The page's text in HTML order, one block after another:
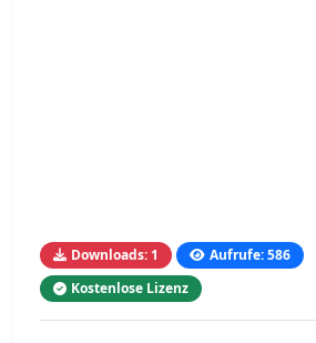
Downloads: 1
Aufrufe: 586
Kostenlose Lizenz